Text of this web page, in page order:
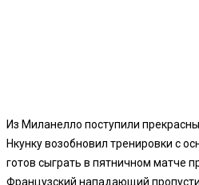
Из Миланелло поступили
Нкунку возобновил тренировки с
готов сыграть в пятничном матче
Французский нападающий